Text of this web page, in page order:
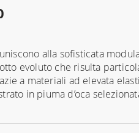
alla sofisticata
evoluto che risulta
a materiali ad elevata
in piuma d’oca